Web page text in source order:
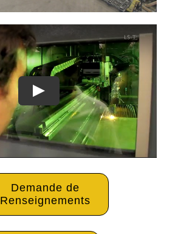
Demande de
Renseignements